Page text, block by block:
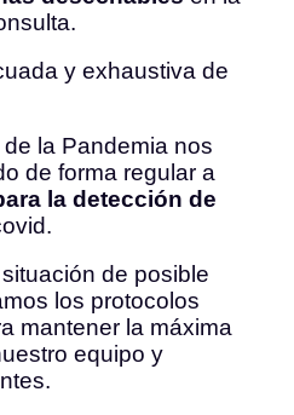
y exhaustiva de
la Pandemia nos
de forma regular a
la detección de
de posible
los protocolos
mantener la máxima
equipo y